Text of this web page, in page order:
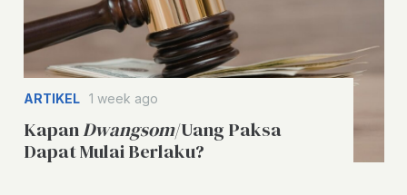
ARTIKEL 1 week ago
KapanDwangsom/Uang Paksa
Dapat Mulai Berlaku?